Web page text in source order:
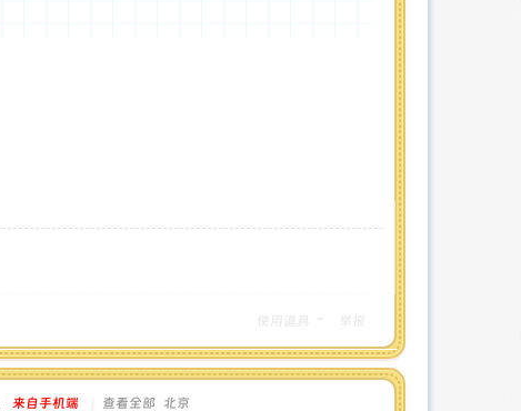
来自手机端 查看全部 北京